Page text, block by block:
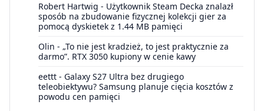
Robert Hartwig - Użytkownik Steam Decka znalazł
sposób na zbudowanie fizycznej kolekcji gier za
pomocą dyskietek z 1.44 MB pamięci
Olin - „To nie jest kradzież, to jest praktycznie za
darmo”. RTX 3050 kupiony w cenie kawy
eettt - Galaxy S27 Ultra bez drugiego
teleobiektywu? Samsung planuje cięcia kosztów z
powodu cen pamięci